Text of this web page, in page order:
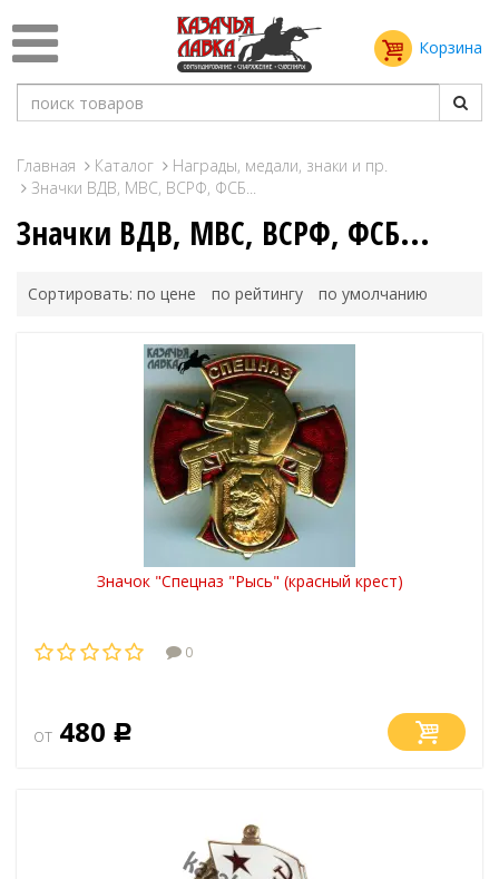
Корзина
Главная Каталог
Награды, медали, знаки и пр.
Значки ВДВ, МВС, ВСРФ, ФСБ...
Значки ВДВ, МВС, ВСРФ, ФСБ...
Сортировать: по цене по рейтингу по умолчанию
Значок "Спецназ "Рысь" (красный крест)
0
от 480 Р